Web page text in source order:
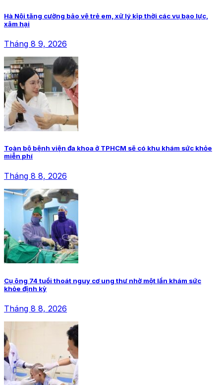
Hà Nội tăng cường bảo vệ trẻ em, xử lý kịp thời các vụ bạo lực,
xâm hại
Tháng 8 9, 2026
Toàn bộ bệnh viện đa khoa ở TPHCM sẽ có khu khám sức khỏe
miễn phí
Tháng 8 8, 2026
Cụ ông 74 tuổi thoát nguy cơ ung thư nhờ một lần khám sức
khỏe định kỳ
Tháng 8 8, 2026